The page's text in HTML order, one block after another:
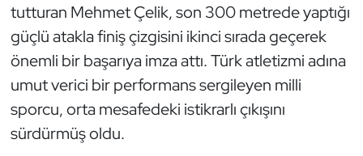
tutturan Mehmet Çelik, son 300 metrede yaptığı
güçlü atakla finiş çizgisini ikinci sırada geçerek
önemli bir başarıya imza attı. Türk atletizmi adına
umut verici bir performans sergileyen milli
sporcu, orta mesafedeki istikrarlı çıkışını
sürdürmüş oldu.
Hava Sporları
Hentbol
İşitme Engelli Sporcular
Judo ve Kuraş